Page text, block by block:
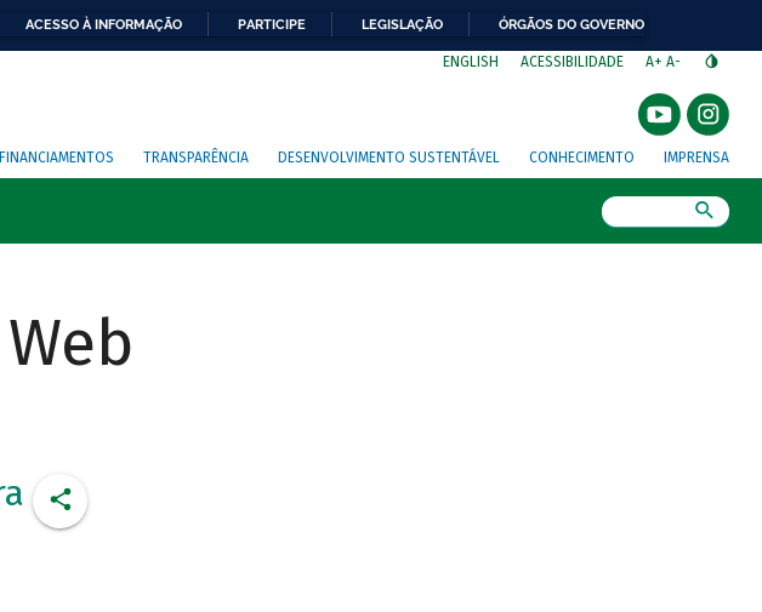
ACESSO À INFORMAÇÃO PARTICIPE LEGISLAÇÃO ÓRGÃOS DO GOVERNO
ENGLISH ACESSIBILIDADE A+ A-
FINANCIAMENTOS TRANSPARÊNCIA DESENVOLVIMENTO SUSTENTÁVEL CONHECIMENTO IMPRENSA